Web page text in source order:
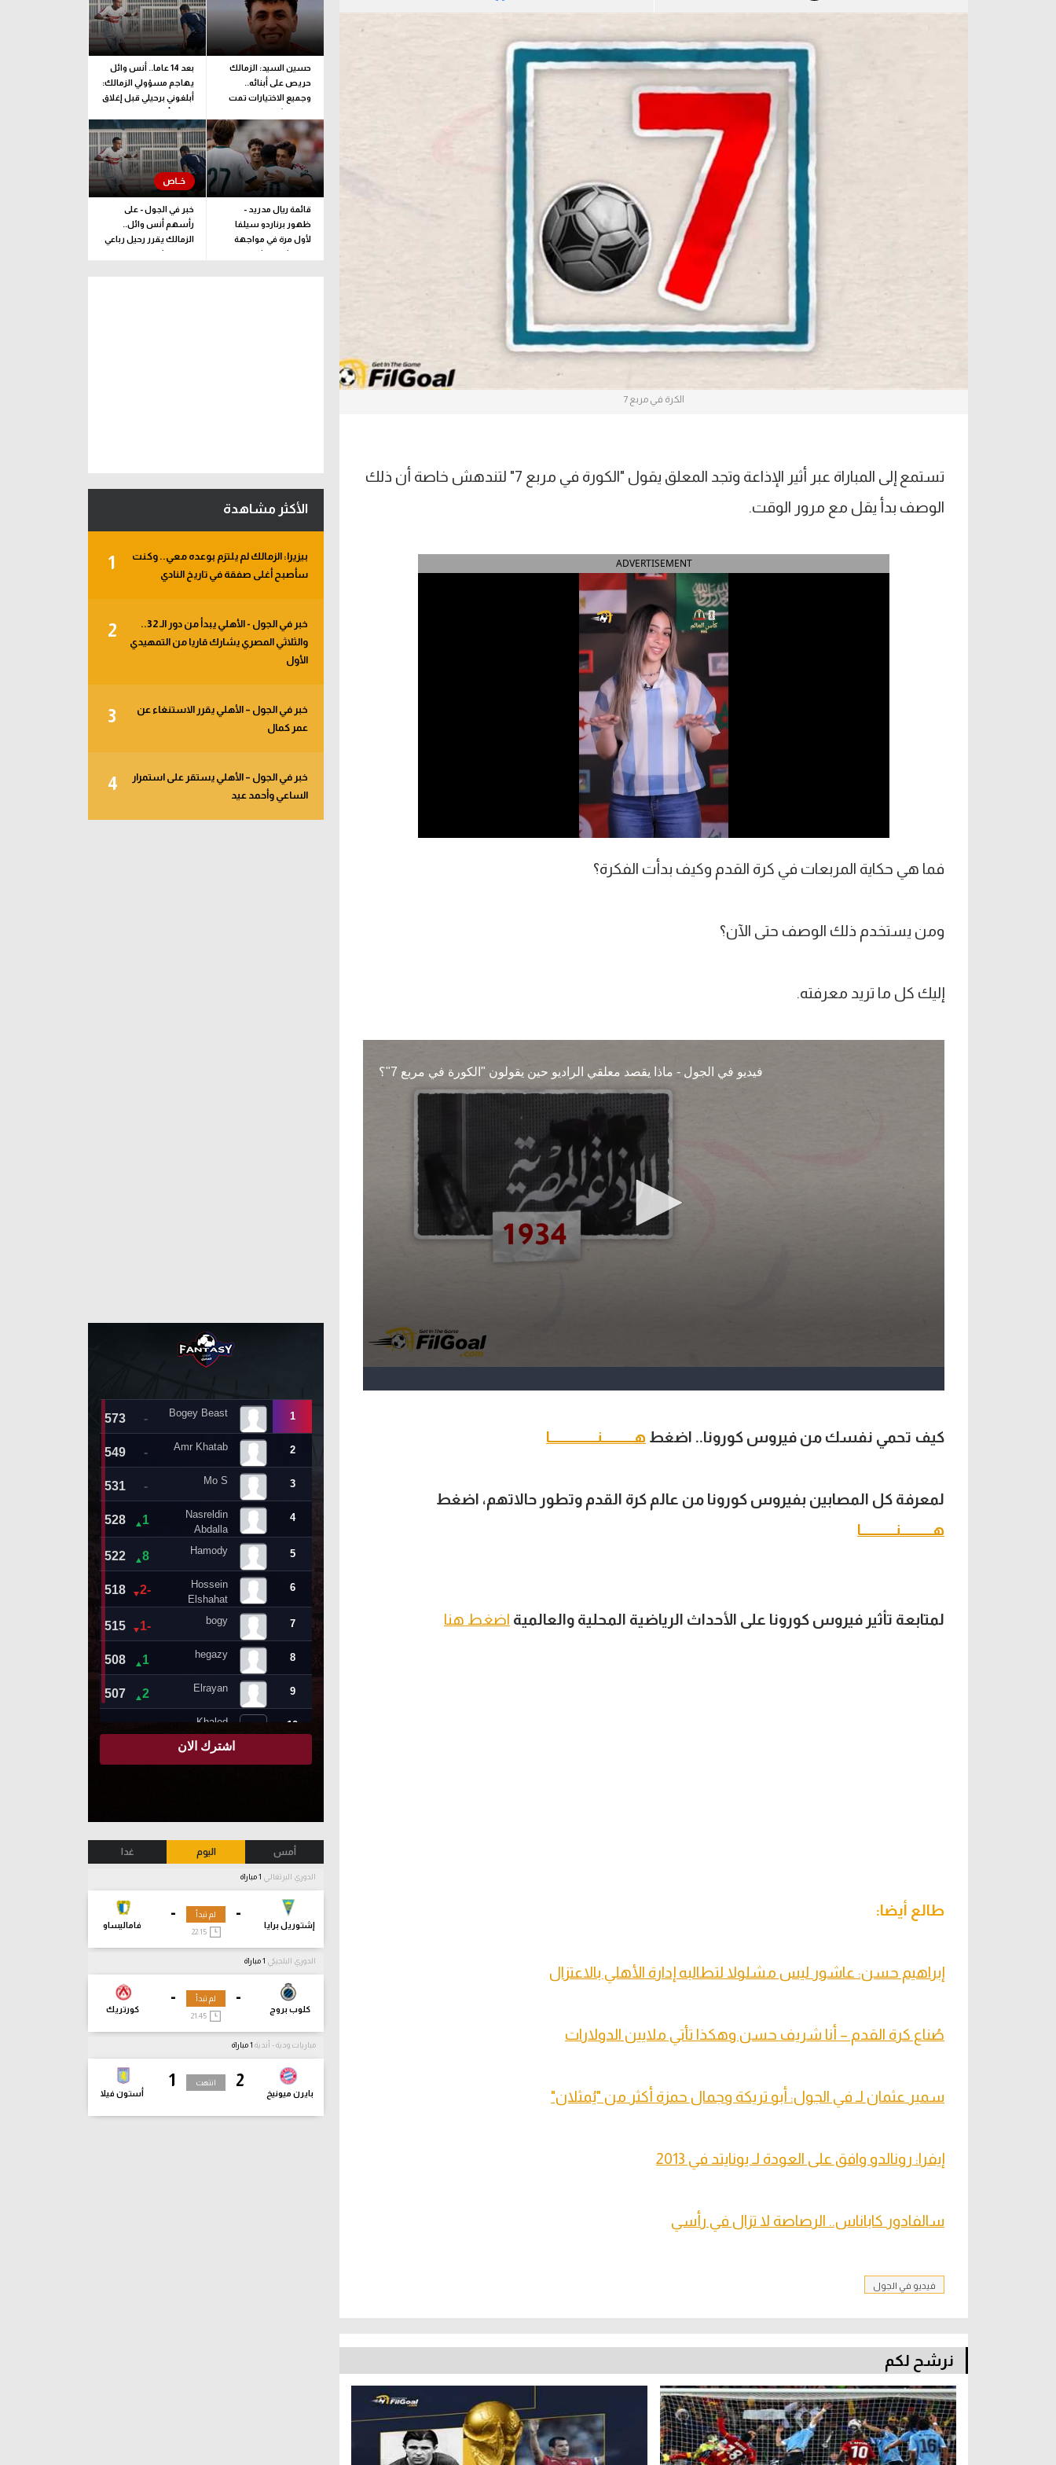
دوري أبطال أوروبا
دوري أبطال إفريقيا
كل البطولات
القسم الثاني
رياضات أخرى
آسيا
الكرة في مربع 7
تستمع إلى المباراة عبر أثير الإذاعة وتجد المعلق يقول "الكورة في مربع 7" لتندهش خاصة أن ذلك
الوصف بدأ يقل مع مرور الوقت.
ADVERTISEMENT
فما هي حكاية المربعات في كرة القدم وكيف بدأت الفكرة؟
ومن يستخدم ذلك الوصف حتى الآن؟
إليك كل ما تريد معرفته.
كيف تحمي نفسك من فيروس كورونا.. اضغط هــــــــــنـــــــــــــــا
لمعرفة كل المصابين بفيروس كورونا من عالم كرة القدم وتطور حالاتهم، اضغط
هــــــــــنـــــــــــا
لمتابعة تأثير فيروس كورونا على الأحداث الرياضية المحلية والعالمية اضغط هنا
طالع أيضا:
إبراهيم حسن: عاشور ليس مشلولا لتطالبه إدارة الأهلي بالاعتزال
صُناع كرة القدم – أنا شريف حسن وهكذا تأتي ملايين الدولارات
سمير عثمان لـ في الجول: أبو تريكة وجمال حمزة أكثر من "يُمثلان"
إيفرا: رونالدو وافق على العودة لـ يونايتد في 2013
سالفادور كاباناس.. الرصاصة لا تزال في رأسي
فيديو في الجول
نرشح لكم
حسين السيد: الزمالك
حريص على أبنائه..
وجميع الاختيارات تمت
وفقا لرؤية فنية بحتة
بعد 14 عاما.. أنس وائل
يهاجم مسؤولي الزمالك:
أبلغوني برحيلي قبل إغلاق
القيد بأيام
قائمة ريال مدريد -
ظهور برناردو سيلفا
لأول مرة في مواجهة
فرينتشفاروشي
خبر في الجول - على
رأسهم أنس وائل..
الزمالك يقرر رحيل رباعي
فريق الشباب
الأكثر مشاهدة
1
بيزيرا: الزمالك لم يلتزم بوعده معي.. وكنت
سأصبح أغلى صفقة في تاريخ النادي
2
خبر في الجول - الأهلي يبدأ من دور الـ 32..
والثلاثي المصري يشارك قاريا من التمهيدي
الأول
3
خبر في الجول – الأهلي يقرر الاستنغاء عن
عمر كمال
4
خبر في الجول – الأهلي يستقر على استمرار
الساعي وأحمد عيد
أمس اليوم غدا
الدوري البرتغالي
-
إشتوريل برايا
-
فاماليساو
لم تبدأ
22:15
الدوري البلجيكي
-
كلوب بروج
-
كورتريك
لم تبدأ
مباريات ودية - أندية
2
بايرن ميونيخ
1
أستون فيلا
انتهت